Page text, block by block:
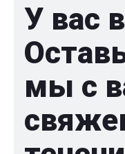
У вас
мы с